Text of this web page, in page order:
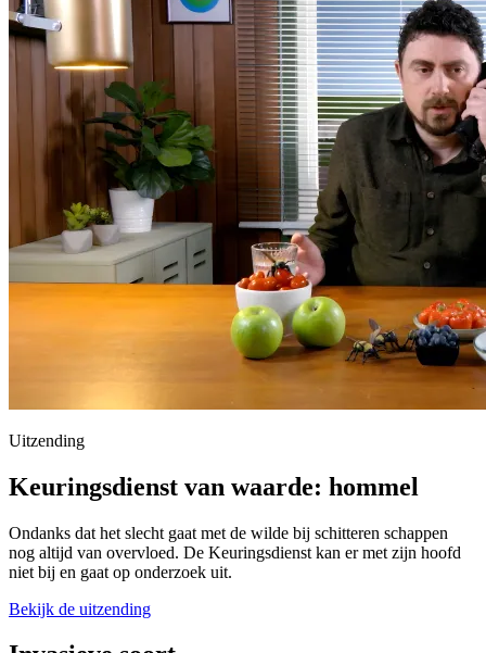
Uitzending
Keuringsdienst van waarde: hommel
Ondanks dat het slecht gaat met de wilde bij schitteren schappen
nog altijd van overvloed. De Keuringsdienst kan er met zijn hoofd
niet bij en gaat op onderzoek uit.
Bekijk de uitzending